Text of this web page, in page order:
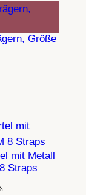
Größe
mit Metall
Straps